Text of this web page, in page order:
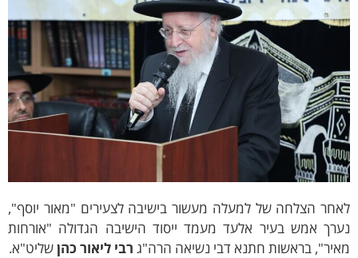
הצלחה של למעלה מעשור בישיבה לצעירים "מאור יוסף",
אמש בעיר אלעד מעמד ייסוד הישיבה הגדולה "אורחות
בראשות חתנא דבי נשיאה הרה"גרבי ליאור כהןשליט"א.